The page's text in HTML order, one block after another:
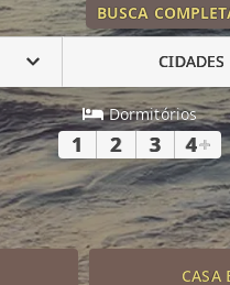
BUSCA
CIDADES
Dormitórios
1 2 3 4+
CASA